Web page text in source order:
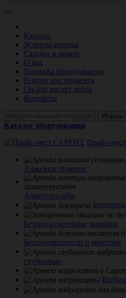
Каталог
Условия аренды
Скидки и акции
О нас
Продажа оборудования
Ремонт инструмента
On-line расчет лесов
Контакты
Искать
Каталог оборудования
Прайс-
Алмазное бурение
Арматурогибы
Бетонозатирочные машины
Бетоносмесители и миксеры
глубинные